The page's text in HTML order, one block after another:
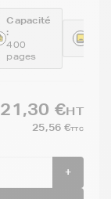
Capacité
:
400
pages
21,30 €HT
25,56 €TTC
+